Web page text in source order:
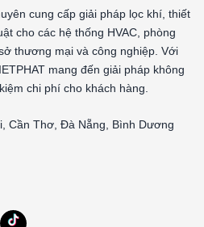
gió
°C
130Pa (±15%)
cung cấp giải pháp lọc khí, thiết
cho các hệ thống HVAC, phòng
thương mại và công nghiệp. Với
mang đến giải pháp không
chi phí cho khách hàng.
Cần Thơ, Đà Nẵng, Bình Dương